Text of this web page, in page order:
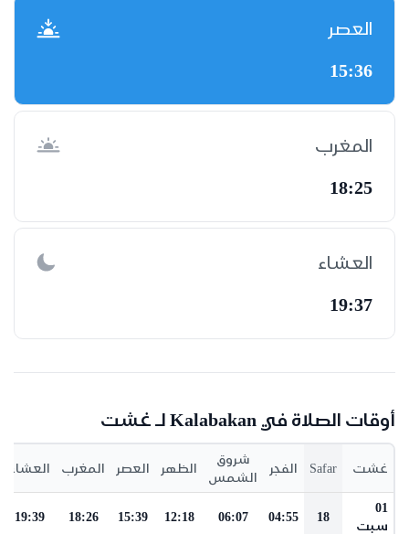
العصر
15:36
المغرب
18:25
العشاء
19:37
أوقات الصلاة في Kalabakan لـ غشت
غشت Safar الفجر
شروق
الشمس
الظهر العصر المغرب العشاء
01
سبت
18
04:55
06:07
12:18
15:39
18:26
19:39